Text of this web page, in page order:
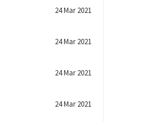
24 Mar 2021
24 Mar 2021
24 Mar 2021
24 Mar 2021